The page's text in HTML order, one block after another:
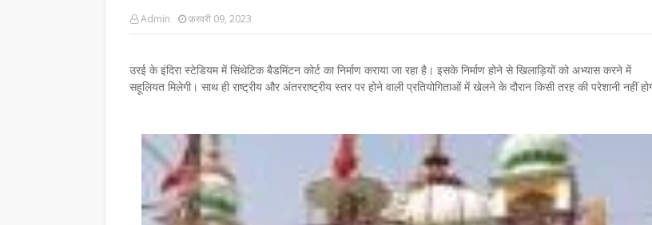
Admin फ़रवरी 09, 2023
उरई के इंदिरा स्टेडियम में सिंथेटिक बैडमिंटन कोर्ट का निर्माण कराया जा रहा है। इसके निर्माण होने से खिलाड़ियों को अभ्यास करने में
सहूलियत मिलेगी। साथ ही राष्ट्रीय और अंतरराष्ट्रीय स्तर पर होने वाली प्रतियोगिताओं में खेलने के दौरान किसी तरह की परेशानी नहीं